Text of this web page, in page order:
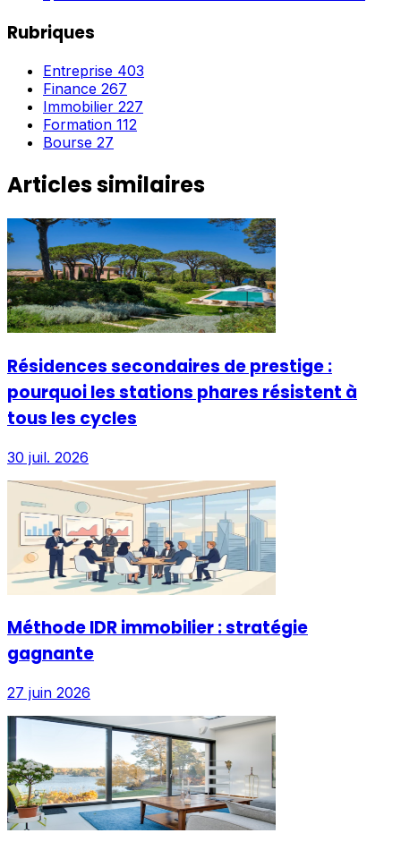
Rubriques
Entreprise 403
Finance 267
Immobilier 227
Formation 112
Bourse 27
Articles similaires
Résidences secondaires de prestige :
pourquoi les stations phares résistent à
tous les cycles
30 juil. 2026
Méthode IDR immobilier : stratégie
gagnante
27 juin 2026